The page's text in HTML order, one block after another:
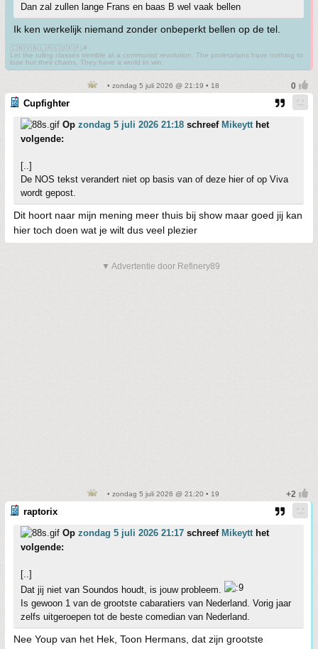
Dan zal zullen lange Frans en baas B wel vaak bellen
Ik ken werkelijk niemand zonder onbeperkt bellen op de tel.
🇨🇳🇻🇳🇱🇦🇨🇺🇰🇵☭
Let the ruling classes tremble at a communist revolution. The proletarians have nothing to
lose but their chains. They have a world to win.
• zondag 5 juli 2026 @ 21:19 • 18
Cupfighter
Op zondag 5 juli 2026 21:18 schreef Mikeytt het
volgende:
[..]
De NOS tekst verandert niet op basis van of deze hier of op Viva
wordt gepost.
Dit hoort naar mijn mening meer thuis bij show maar goed jij kan
hier toch doen wat je wilt dus veel plezier
▼ Advertentie door Refinery89
• zondag 5 juli 2026 @ 21:20 • 19
raptorix
Op zondag 5 juli 2026 21:17 schreef Mikeytt het
volgende:
[..]
Dat jij niet van Soundos houdt, is jouw probleem.
Is gewoon 1 van de grootste cabaratiers van Nederland. Vorig jaar
zelfs uitgeroepen tot de beste comedian van Nederland.
Nee Youp van het Hek, Toon Hermans, dat zijn grootste